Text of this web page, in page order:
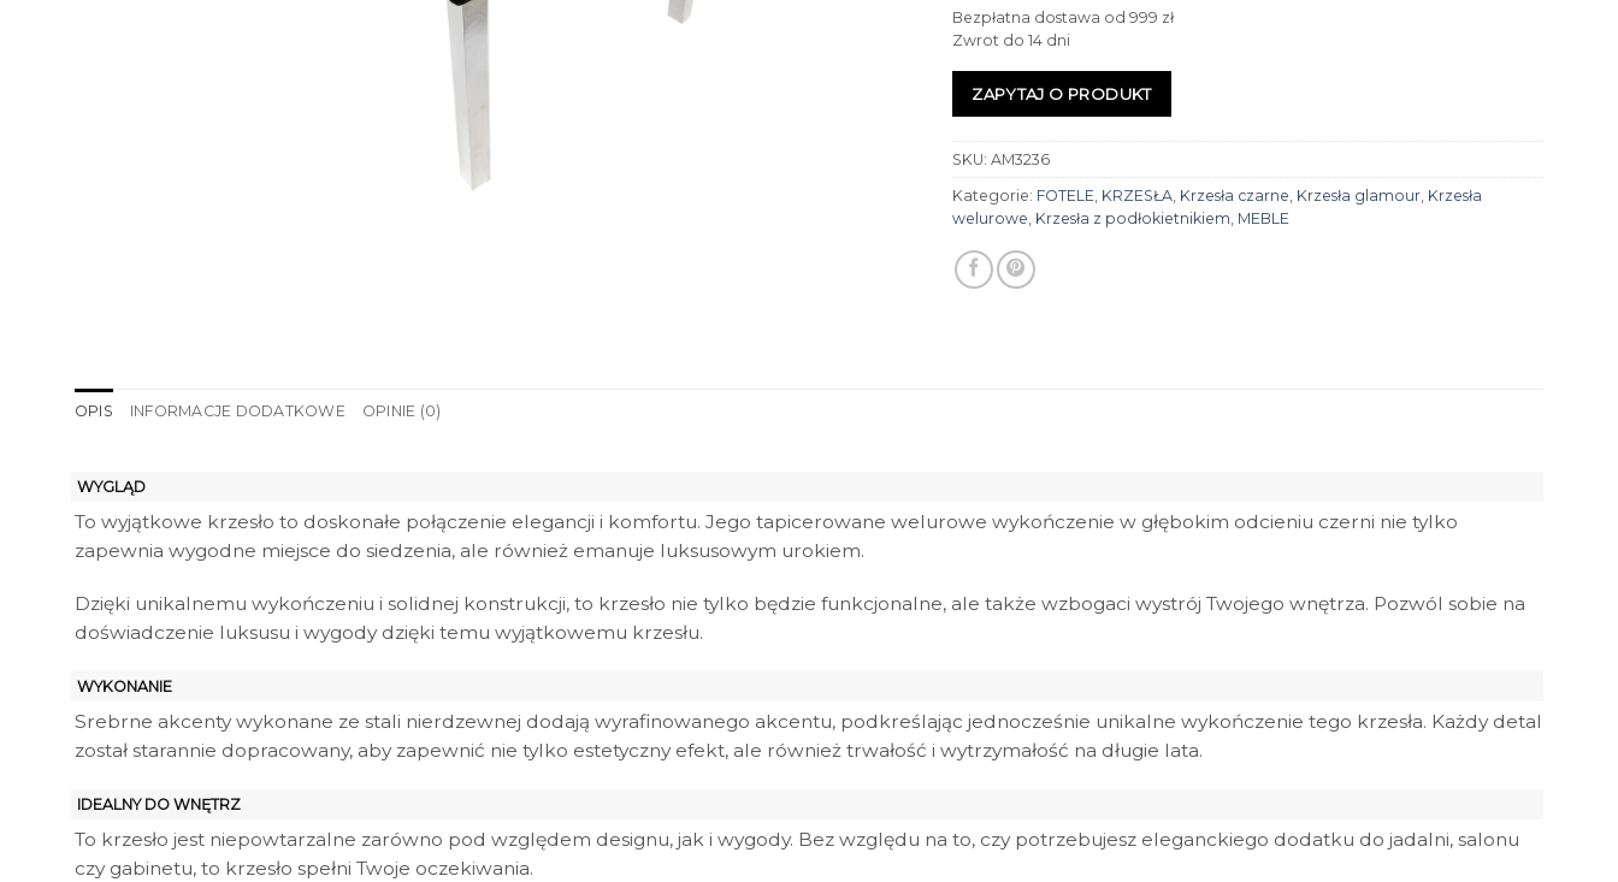
Bezpłatna dostawa od 999 zł
Zwrot do 14 dni
ZAPYTAJ O PRODUKT
SKU:AM3236
Kategorie: FOTELE KRZESŁA Krzesła czarne Krzesła glamour Krzesła
welurowe Krzesła z podłokietnikiem MEBLE
OPIS INFORMACJE DODATKOWE OPINIE (0)
WYGLĄD
To wyjątkowe krzesło to doskonałe połączenie elegancji i komfortu. Jego tapicerowane welurowe wykończenie w głębokim odcieniu czerni nie tylko
zapewnia wygodne miejsce do siedzenia, ale również emanuje luksusowym urokiem.
Dzięki unikalnemu wykończeniu i solidnej konstrukcji, to krzesło nie tylko będzie funkcjonalne, ale także wzbogaci wystrój Twojego wnętrza. Pozwól sobie na
doświadczenie luksusu i wygody dzięki temu wyjątkowemu krzesłu.
WYKONANIE
Srebrne akcenty wykonane ze stali nierdzewnej dodają wyrafinowanego akcentu, podkreślając jednocześnie unikalne wykończenie tego krzesła. Każdy detal
został starannie dopracowany, aby zapewnić nie tylko estetyczny efekt, ale również trwałość i wytrzymałość na długie lata.
IDEALNY DO WNĘTRZ
To krzesło jest niepowtarzalne zarówno pod względem designu, jak i wygody. Bez względu na to, czy potrzebujesz eleganckiego dodatku do jadalni, salonu
czy gabinetu, to krzesło spełni Twoje oczekiwania.